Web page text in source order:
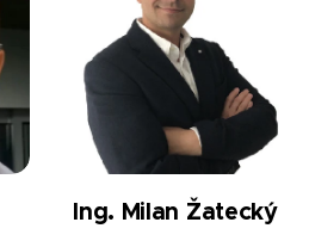
Ing. Milan Žatecký